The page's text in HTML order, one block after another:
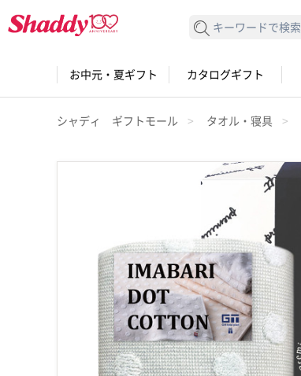
検索する
お中元・夏ギフト カタログギフト
シャディ ギフトモール タオル・寝具